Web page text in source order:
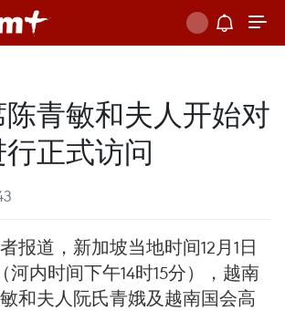
青敏和夫人开始对
正式访问
报道，新加坡当地时间12月1日
河内时间下午14时15分），越南
和夫人阮氏青娥及越南国会高